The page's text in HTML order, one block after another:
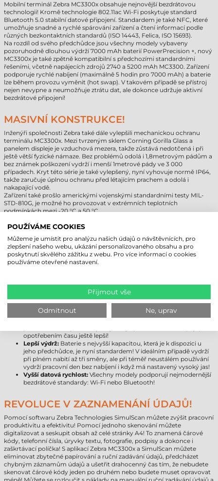
Mobilní terminál Zebra MC3300x obsahuje nejnovější bezdrátovou
technologii! Kromě technologie 802.11ac Wi-Fi poskytuje standard
Bluetooth 5.0 stabilní datové připojení. Standardem je také NFC, které
umožňuje snadné a rychlé spárování zařízení a čtení informací podle
různých bezkontaktních standardů (ISO 14443, Felica, ISO 15693).
Na rozdíl od svého předchůdce jsou všechny modely vybaveny
pozoruhodně dlouhou výdrží 7000 mAh baterií PowerPrecision +, nový
MC3300x je také zpětně kompatibilní s předchozími standardními
řešeními, včetně napájecích zdrojů 2740 a 5200 mAh MC3300. Zařízení
podporuje rychlé nabíjení (maximálně 5 hodin pro 7000 mAh) a baterie
lze během provozu vyměnit (hot swap). V takovém případě se přístroj
nejen nevypne a neumožňuje ztrátu dat, ale dokonce udržuje aktivní
bezdrátové připojení!
MASIVNÍ KONSTRUKCE!
Inženýři společnosti Zebra také dále vylepšili mechanickou ochranu
terminálu MC3300x. Mezi tvrzeným sklem Corning Gorilla Glass a
panelem displeje je vzduchová mezera, takže zůstává nedotčená i při
ještě větší fyzické námaze. Bez problémů odolá i 1,8metrovým pádům a
bez známek poškození vydrží i menší 1metrové pády ve 3 000
případech. Kryt této série je také vylepšený, nyní vyhovuje normě IP64,
takže zaručuje úplnou ochranu před létajícím prachem a odolá i
nakapající vodě.
Zařízení také prošlo americkými vojenskými standardními testy MIL-
STD-810G, je možné ho provozovat v extrémních teplotních
podmínkách mezi -20 °C a 50 °C.
MOTOROLA/SYMBOL MC3300 VS. ZEBRA
MC3300X
Nový procesor:8jádrový procesor Qualcomm 2,2 GHz poskytuje
modernější platformu nejlepšího výkonu s víceletou zárukou.
Model Zebra MC3300x přichází s nejnovějším
operačním systémem společnosti Google, který lze později
inovovat na verzi 11, takže si můžete být jisti, že zařízení
nezestárne!
Masivnější kryt zařízení:Výrobce pokročil v inovaci odolnosti
opotřebením času ještě lepší!
Lepší výdrž: Baterie s nejvyšší kapacitou, která je k dispozici u
jeho předchůdce, je nyní standardem! V ideálním případě vydrží
při plném nabití až tři směny, ale při téměř neustálém používání
vydrží pracovní den bez nabíjení i když má nastavený vysoký jas!
Vyšší datová rychlost: Všechny modely podporují nejmodernější
bezdrátové standardy: Wi-Fi nebo Bluetooth!
REVOLUCE V ZAZNAMENÁNÍ ÚDAJŮ!
Pomocí softwaru Zebra Technologies SimulScan můžete zvýšit pracovní
produktivitu a efektivitu! Pomocí jednoho skenování můžete
digitalizovat a seskupit obsah až celé stránky A4! To znamená čárové
kódy, telefonní čísla, úryvky textu, fotografie, podpisy a dokonce i
zaškrtávací políčka! S aplikací Zebra MC3300x a SimulScan můžete
eliminovat zbytečné papírování a ruční zadávání údajů, předcházet
chybným záznamům údajů a ušetřit drahocenný čas tím, že nebudete
skenovat čárové kódy jeden po druhém nebo budete muset opravovat
POUŽÍVÁME COOKIES
Můžeme je umístit pro analýzu našich údajů o návštěvnících, pro
zlepšení našeho webu, ukázání personalizovaného obsahu a pro
poskytnutí skvělého zážitku z webu. Pro více informací o cookies
používáme otevřené nastavení.
Přijmout vše
Odmítnout Ne, uprav